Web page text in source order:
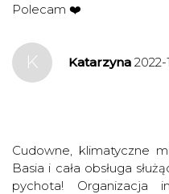
Polecam ❤️
K Katarzyna 2022-
Cudowne, klimatyczne
Basia i cała obsługa
pychota! Organizacja